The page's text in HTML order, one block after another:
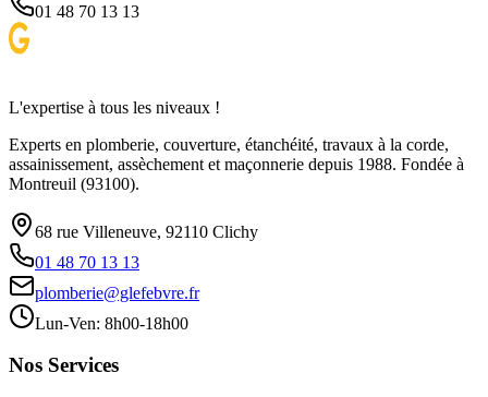
01 48 70 13 13
L'expertise à tous les niveaux !
Experts en plomberie, couverture, étanchéité, travaux à la corde,
assainissement, assèchement et maçonnerie depuis 1988. Fondée à
Montreuil (93100).
68 rue Villeneuve, 92110 Clichy
01 48 70 13 13
plomberie@glefebvre.fr
Lun-Ven: 8h00-18h00
Nos Services